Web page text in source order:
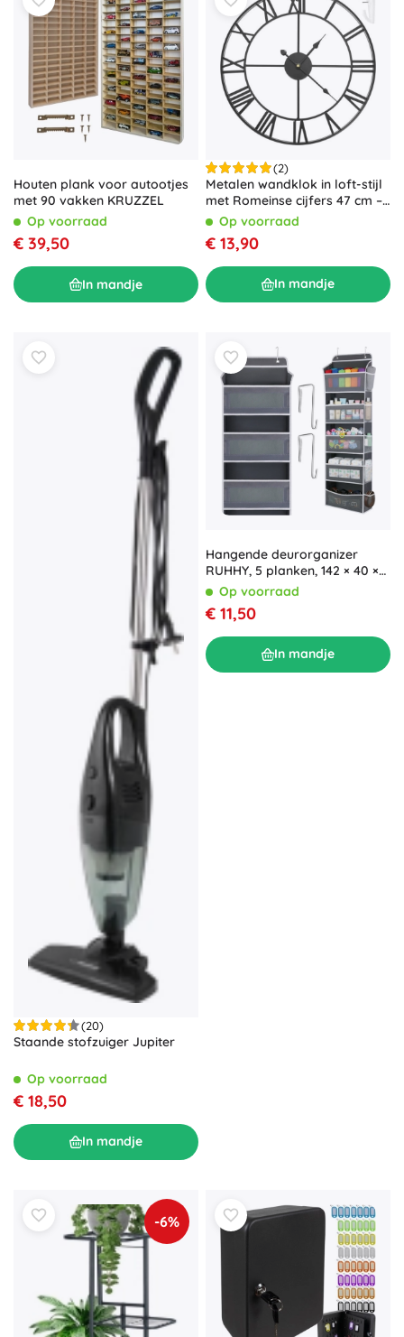
Houten plank voor autootjes
met 90 vakken KRUZZEL
Op voorraad
€ 39,50
In mandje
(2)
Metalen wandklok in loft-stijl
met Romeinse cijfers 47 cm –
zwartOp voorraad
€ 13,90
In mandje
(20)
Staande stofzuiger Jupiter
Op voorraad
€ 18,50
In mandje
Hangende deurorganizer
RUHHY, 5 planken, 142 × 40 ×
17 cmOp voorraad
€ 11,50
In mandje
-6%